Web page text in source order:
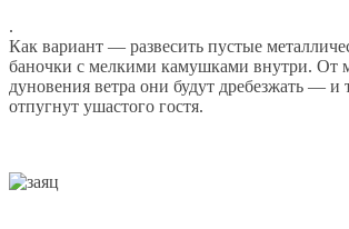
.
Как вариант — развесить пустые
баночки с мелкими камушками внутри. От
дуновения ветра они будут дребезжать —
отпугнут ушастого гостя.